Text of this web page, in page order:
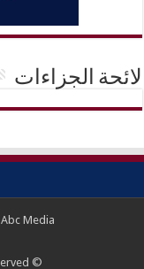
لائحة الجزاءات
Abc Media
© Copyright 2018, All Rights Reserved